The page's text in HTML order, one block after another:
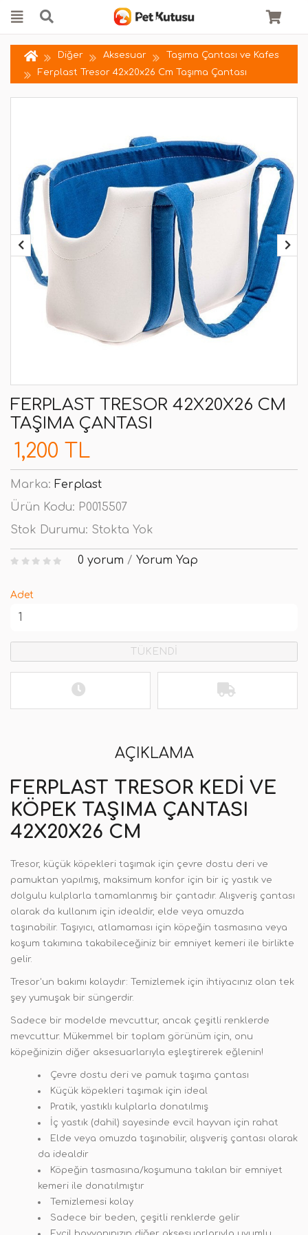
Diğer Aksesuar
Taşıma Çantası ve Kafes
Ferplast Tresor 42x20x26 Cm Taşıma Çantası
FERPLAST TRESOR 42X20X26 CM
TAŞIMA ÇANTASI
1,200 TL
Marka: Ferplast
Ürün Kodu: P0015507
Stok Durumu: Stokta Yok
0 yorum / Yorum Yap
Adet
TÜKENDİ
AÇIKLAMA
FERPLAST TRESOR KEDI VE
KÖPEK TAŞIMA ÇANTASI
42X20X26 CM
Tresor, küçük köpekleri taşımak için çevre dostu deri ve
pamuktan yapılmış, maksimum konfor için bir iç yastık ve
dolgulu kulplarla tamamlanmış bir çantadır. Alışveriş çantası
olarak da kullanım için idealdir, elde veya omuzda
taşınabilir. Taşıyıcı, atlamaması için köpeğin tasmasına veya
koşum takımına takabileceğiniz bir emniyet kemeri ile birlikte
gelir.
Tresor'un bakımı kolaydır: Temizlemek için ihtiyacınız olan tek
şey yumuşak bir süngerdir.
Sadece bir modelde mevcuttur, ancak çeşitli renklerde
mevcuttur. Mükemmel bir toplam görünüm için, onu
köpeğinizin diğer aksesuarlarıyla eşleştirerek eğlenin!
Çevre dostu deri ve pamuk taşıma çantası
Küçük köpekleri taşımak için ideal
Pratik, yastıklı kulplarla donatılmış
İç yastık (dahil) sayesinde evcil hayvan için rahat
Elde veya omuzda taşınabilir, alışveriş çantası olarak
da idealdir
Köpeğin tasmasına/koşumuna takılan bir emniyet
kemeri ile donatılmıştır
Temizlemesi kolay
Sadece bir beden, çeşitli renklerde gelir